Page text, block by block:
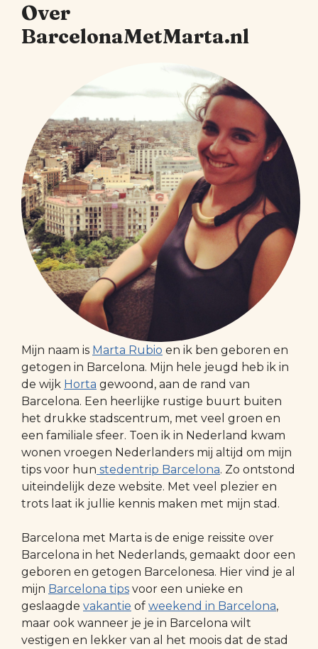
Over
BarcelonaMetMarta.nl
Mijn naam is Marta Rubio en ik ben geboren en
getogen in Barcelona. Mijn hele jeugd heb ik in
de wijk Horta gewoond, aan de rand van
Barcelona. Een heerlijke rustige buurt buiten
het drukke stadscentrum, met veel groen en
een familiale sfeer. Toen ik in Nederland kwam
wonen vroegen Nederlanders mij altijd om mijn
tips voor hun stedentrip Barcelona. Zo ontstond
uiteindelijk deze website. Met veel plezier en
trots laat ik jullie kennis maken met mijn stad.
Barcelona met Marta is de enige reissite over
Barcelona in het Nederlands, gemaakt door een
geboren en getogen Barcelonesa. Hier vind je al
mijn Barcelona tips voor een unieke en
geslaagde vakantie of weekend in Barcelona,
maar ook wanneer je je in Barcelona wilt
vestigen en lekker van al het moois dat de stad